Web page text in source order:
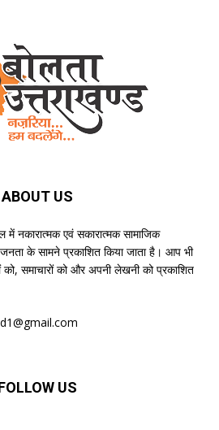
ABOUT US
में नकारात्मक एवं सकारात्मक सामाजिक
के सामने प्रकाशित किया जाता है। आप भी
समाचारों को और अपनी लेखनी को प्रकाशित
US